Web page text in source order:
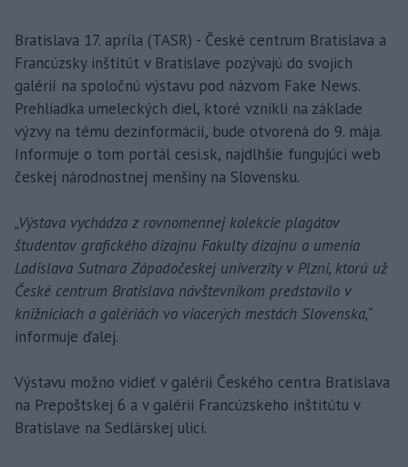
Bratislava 17. apríla (TASR) - České centrum Bratislava a
Francúzsky inštitút v Bratislave pozývajú do svojich
galérií na spoločnú výstavu pod názvom Fake News.
Prehliadka umeleckých diel, ktoré vznikli na základe
výzvy na tému dezinformácií, bude otvorená do 9. mája.
Informuje o tom portál cesi.sk, najdlhšie fungujúci web
českej národnostnej menšiny na Slovensku.
„Výstava vychádza z rovnomennej kolekcie plagátov
študentov grafického dizajnu Fakulty dizajnu a umenia
Ladislava Sutnara Západočeskej univerzity v Plzni, ktorú už
České centrum Bratislava návštevníkom predstavilo v
knižniciach a galériách vo viacerých mestách Slovenska,“
informuje ďalej.
Výstavu možno vidieť v galérii Českého centra Bratislava
na Prepoštskej 6 a v galérii Francúzskeho inštitútu v
Bratislave na Sedlárskej ulici.